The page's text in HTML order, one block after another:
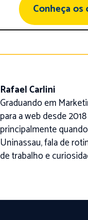
Conheça os
Rafael Carlini
Graduando em
para a web desde
principalmente
Uninassau, fala de
de trabalho e